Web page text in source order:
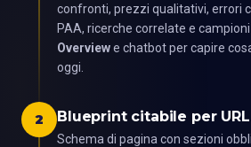
confronti, prezzi qualitativi, errori
PAA, ricerche correlate e
Overviewe chatbot per capire
oggi.
2 Blueprint citabile per URL
Schema di pagina con sezioni